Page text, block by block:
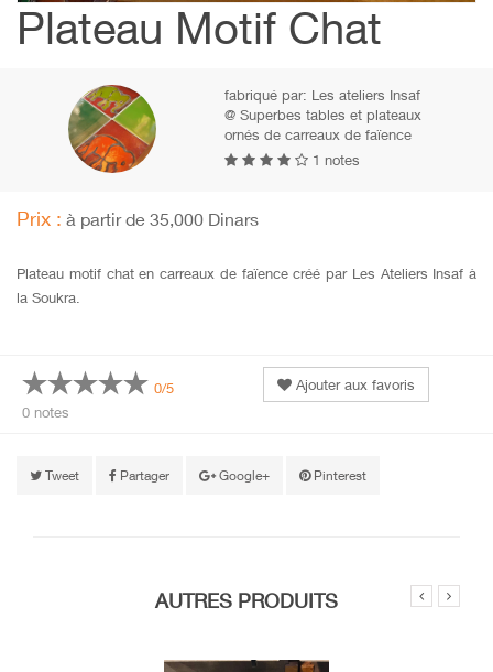
Plateau Motif Chat
fabriqué par: Les ateliers Insaf
@ Superbes tables et plateaux
ornés de carreaux de faïence
1 notes
Prix : à partir de 35,000 Dinars
Plateau motif chat en carreaux de faïence créé par Les Ateliers Insaf à
la Soukra.
0/5
Ajouter aux favoris
0 notes
Tweet Partager Google+ Pinterest
AUTRES PRODUITS